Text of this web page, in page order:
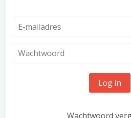
Log in
Wachtwoord